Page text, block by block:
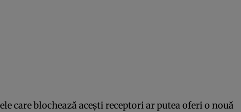
care blochează aceşti receptori ar putea oferi o nouă